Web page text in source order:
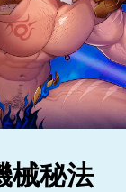
械秘法